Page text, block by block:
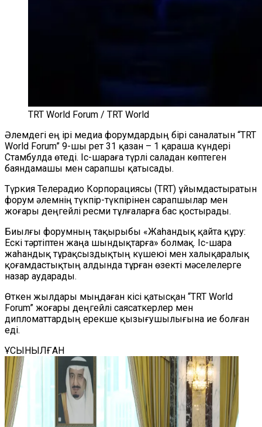
TRT World Forum / TRT World
Әлемдегі ең ірі медиа форумдардың бірі саналатын “TRT
World Forum” 9-шы рет 31 қазан – 1 қараша күндері
Стамбулда өтеді. Іс-шараға түрлі саладан көптеген
баяндамашы мен сарапшы қатысады.
Түркия Телерадио Корпорациясы (TRT) ұйымдастыратын
форум әлемнің түкпір-түкпірінен сарапшылар мен
жоғары деңгейлі ресми тұлғаларға бас қостырады.
Биылғы форумның тақырыбы «Жаһандық қайта құру:
Ескі тәртіптен жаңа шындықтарға» болмақ. Іс-шара
жаһандық тұрақсыздықтың күшеюі мен халықаралық
қоғамдастықтың алдында тұрған өзекті мәселелерге
назар аударады.
Өткен жылдары мыңдаған кісі қатысқан “TRT World
Forum” жоғары деңгейлі саясаткерлер мен
дипломаттардың ерекше қызығушылығына ие болған
еді.
ҰСЫНЫЛҒАН